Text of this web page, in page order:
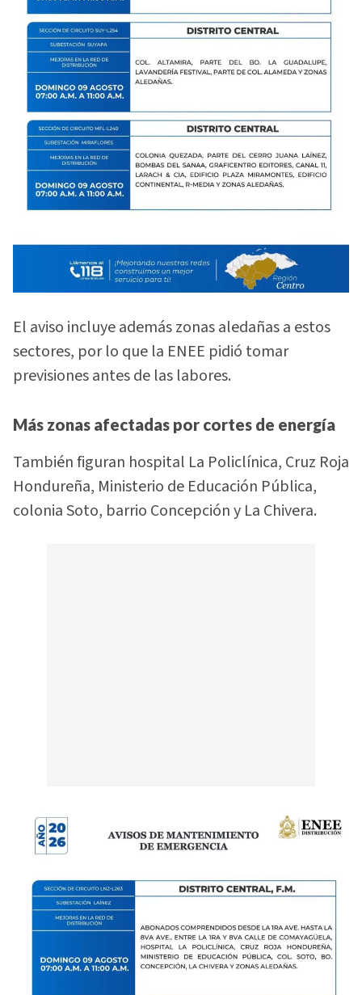
El aviso incluye además zonas aledañas a estos
sectores, por lo que la ENEE pidió tomar
previsiones antes de las labores.
Más zonas afectadas por cortes de energía
También figuran hospital La Policlínica, Cruz Roja
Hondureña, Ministerio de Educación Pública,
colonia Soto, barrio Concepción y La Chivera.